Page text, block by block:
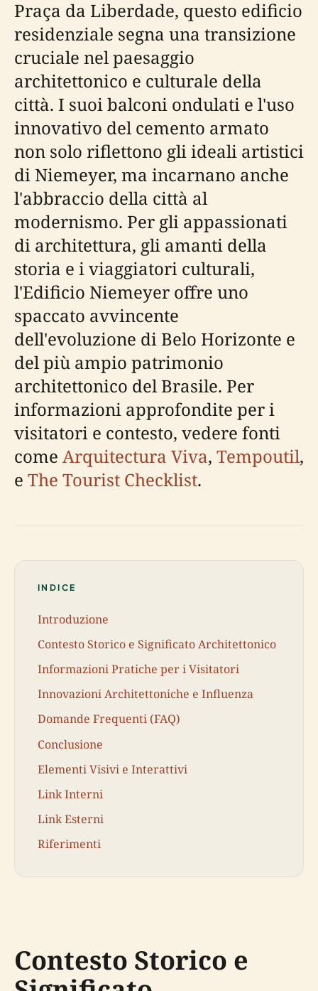
Praça da Liberdade, questo edificio
residenziale segna una transizione
cruciale nel paesaggio
architettonico e culturale della
città. I suoi balconi ondulati e l'uso
innovativo del cemento armato
non solo riflettono gli ideali artistici
di Niemeyer, ma incarnano anche
l'abbraccio della città al
modernismo. Per gli appassionati
di architettura, gli amanti della
storia e i viaggiatori culturali,
l'Edificio Niemeyer offre uno
spaccato avvincente
dell'evoluzione di Belo Horizonte e
del più ampio patrimonio
architettonico del Brasile. Per
informazioni approfondite per i
visitatori e contesto, vedere fonti
come Arquitectura Viva, Tempoutil,
e The Tourist Checklist.
INDICE
Introduzione
Contesto Storico e Significato Architettonico
Informazioni Pratiche per i Visitatori
Innovazioni Architettoniche e Influenza
Domande Frequenti (FAQ)
Conclusione
Elementi Visivi e Interattivi
Link Interni
Link Esterni
Riferimenti
Contesto Storico e